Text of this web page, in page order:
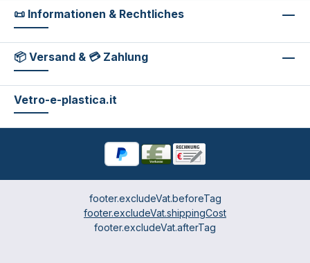
📜 Informationen & Rechtliches
📦 Versand & 💳 Zahlung
Vetro-e-plastica.it
footer.excludeVat.beforeTag
footer.excludeVat.shippingCost
footer.excludeVat.afterTag